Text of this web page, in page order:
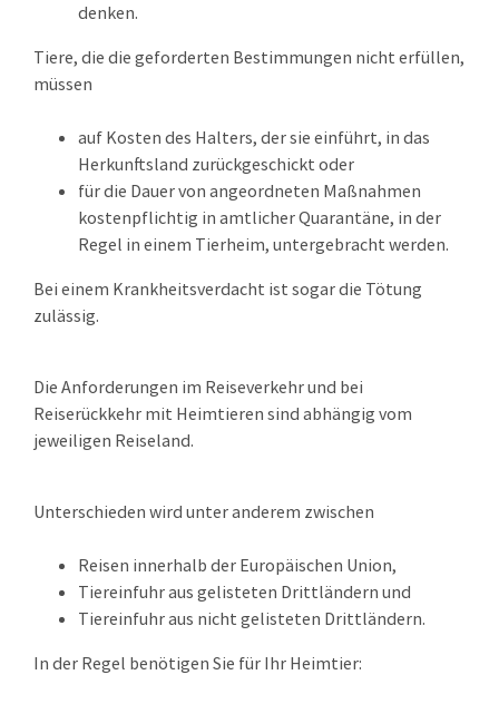
denken.
Tiere, die die geforderten Bestimmungen nicht erfüllen,
müssen
auf Kosten des Halters, der sie einführt, in das
Herkunftsland zurückgeschickt oder
für die Dauer von angeordneten Maßnahmen
kostenpflichtig in amtlicher Quarantäne, in der
Regel in einem Tierheim, untergebracht werden.
Bei einem Krankheitsverdacht ist sogar die Tötung
zulässig.
Die Anforderungen im Reiseverkehr und bei
Reiserückkehr mit Heimtieren sind abhängig vom
jeweiligen Reiseland.
Unterschieden wird unter anderem zwischen
Reisen innerhalb der Europäischen Union,
Tiereinfuhr aus gelisteten Drittländern und
Tiereinfuhr aus nicht gelisteten Drittländern.
In der Regel benötigen Sie für Ihr Heimtier: